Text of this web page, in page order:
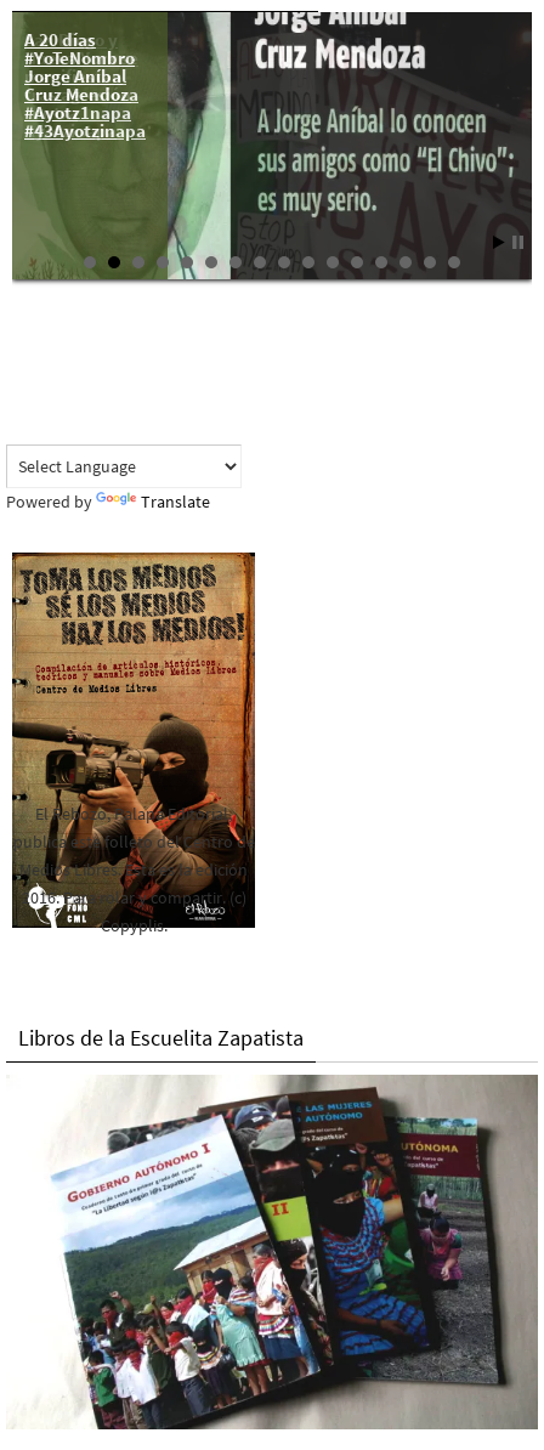
A 20 días
#YoTeNombro
Jorge Aníbal
Cruz Mendoza
#Ayotz1napa
#43Ayotzinapa
San Diego y
Nueva York se
manifiestan
tras agresión
contra
Ayotzinapa
Powered by Translate
El Rebozo, Palapa Editorial,
publica este folleto del Centro de
Medios Libres. Esta es la edición
2016. Para rolar y compartir. (c)
Copyplis.
Libros de la Escuelita Zapatista